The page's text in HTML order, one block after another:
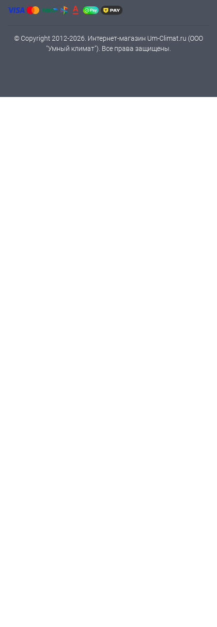
© Copyright 2012-2026. Интернет-магазин Um-Climat.ru (ООО
"Умный климат"). Все права защищены.